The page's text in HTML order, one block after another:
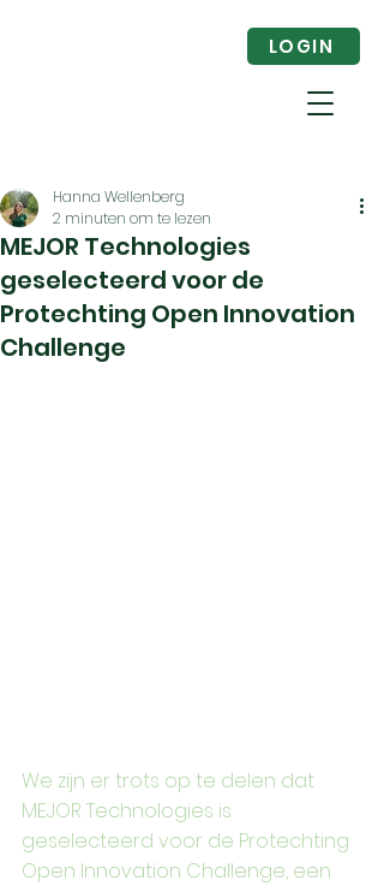
LOGIN
MEJOR Technologies
geselecteerd voor de
Protechting Open Innovation
Challenge
Hanna Wellenberg
2 minuten om te lezen
We zijn er trots op te delen dat
MEJOR Technologies is
geselecteerd voor de Protechting
Open Innovation Challenge, een